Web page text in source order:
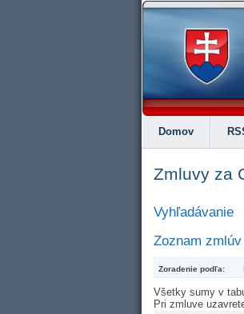
Domov
Zmluvy za
Vyhľadávanie
Zoznam zmlúv
Zoradenie podľa:
Všetky sumy v
Pri zmluve